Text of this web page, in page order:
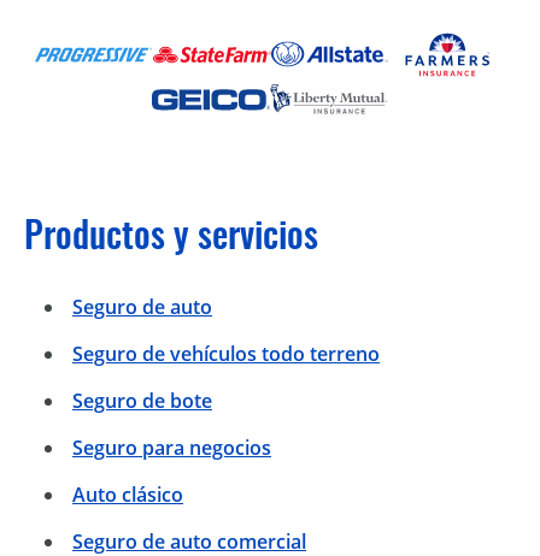
Productos y servicios
Seguro de auto
Seguro de vehículos todo terreno
Seguro de bote
Seguro para negocios
Auto clásico
Seguro de auto comercial